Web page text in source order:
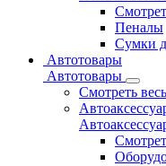
Пеналы
Сумки
Автотовары
Автотовары
Смотреть